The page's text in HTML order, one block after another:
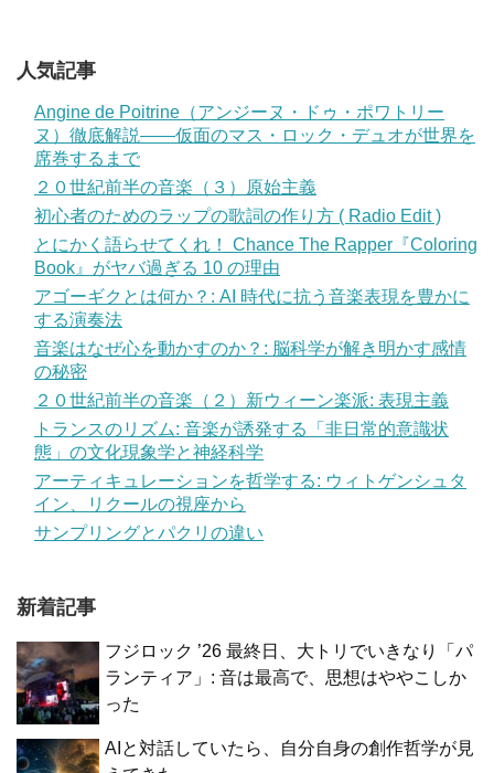
人気記事
Angine de Poitrine（アンジーヌ・ドゥ・ポワトリー
ヌ）徹底解説——仮面のマス・ロック・デュオが世界を
席巻するまで
２０世紀前半の音楽（３）原始主義
初心者のためのラップの歌詞の作り方 ( Radio Edit )
とにかく語らせてくれ！ Chance The Rapper『Coloring
Book』がヤバ過ぎる 10 の理由
アゴーギクとは何か？: AI 時代に抗う音楽表現を豊かに
する演奏法
音楽はなぜ心を動かすのか？: 脳科学が解き明かす感情
の秘密
２０世紀前半の音楽（２）新ウィーン楽派: 表現主義
トランスのリズム: 音楽が誘発する「非日常的意識状
態」の文化現象学と神経科学
アーティキュレーションを哲学する: ウィトゲンシュタ
イン、リクールの視座から
サンプリングとパクリの違い
新着記事
フジロック ’26 最終日、大トリでいきなり「パ
ランティア」: 音は最高で、思想はややこしか
った
AIと対話していたら、自分自身の創作哲学が見